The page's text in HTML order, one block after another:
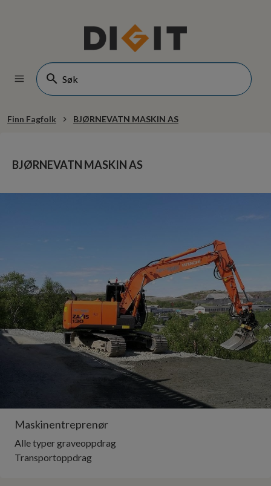
Finn Fagfolk BJØRNEVATN MASKIN AS
BJØRNEVATN MASKIN AS
Maskinentreprenør
Alle typer graveoppdrag